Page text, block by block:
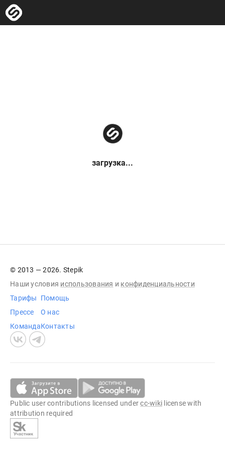
загрузка...
© 2013 — 2026. Stepik
Наши условия использования и конфиденциальности
Тарифы
Прессе
Команда
Помощь
О нас
Контакты
Public user contributions licensed undercc-wiki license with
attribution required